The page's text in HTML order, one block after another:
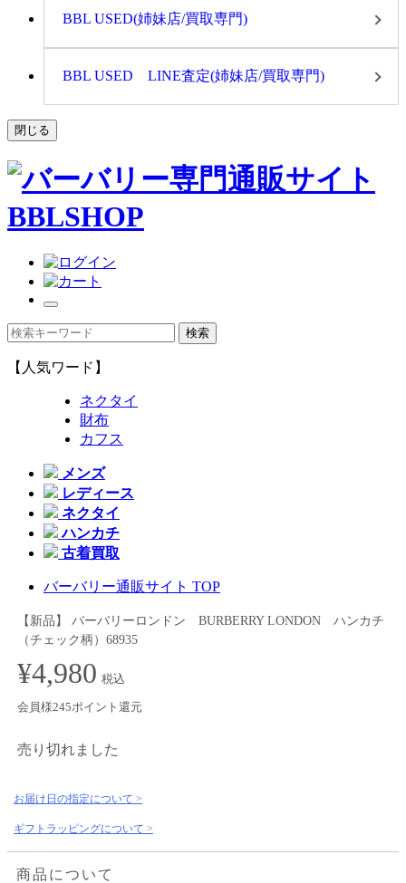
BBL USED(姉妹店/買取専門)
BBL USED LINE査定(姉妹店/買取専門)
閉じる
【人気ワード】
ネクタイ
財布
カフス
メンズ
レディース
ネクタイ
ハンカチ
古着買取
バーバリー通販サイト TOP
【新品】 バーバリーロンドン BURBERRY LONDON ハンカチ
（チェック柄）68935
¥4,980 税込
会員様245ポイント還元
売り切れました
お届け日の指定について >
ギフトラッピングについて >
商品について